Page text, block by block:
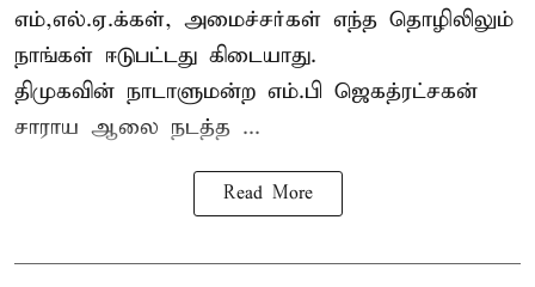
எம்,எல்.ஏ.க்கள், அமைச்சர்கள் எந்த தொழிலிலும்
நாங்கள் ஈடுபட்டது கிடையாது.
திமுகவின் நாடாளுமன்ற எம்.பி ஜெகத்ரட்சகன்
சாராய ஆலை நடத்த ...
Read More